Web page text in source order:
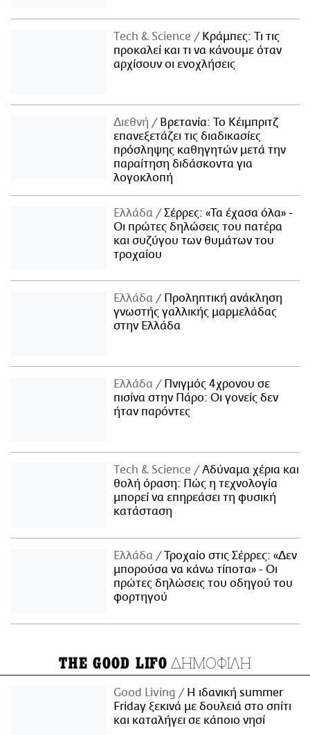
Τech & Science
Κράμπες: Τι τις
προκαλεί και τι να κάνουμε όταν
αρχίσουν οι ενοχλήσεις
Διεθνή
Βρετανία: Το Κέιμπριτζ
επανεξετάζει τις διαδικασίες
πρόσληψης καθηγητών μετά την
παραίτηση διδάσκοντα για
λογοκλοπή
Ελλάδα
Σέρρες: «Τα έχασα όλα» -
Οι πρώτες δηλώσεις του πατέρα
και συζύγου των θυμάτων του
τροχαίου
Ελλάδα
Προληπτική ανάκληση
γνωστής γαλλικής μαρμελάδας
στην Ελλάδα
Ελλάδα
Πνιγμός 4χρονου σε
πισίνα στην Πάρο: Οι γονείς δεν
ήταν παρόντες
Τech & Science
Αδύναμα χέρια και
θολή όραση: Πώς η τεχνολογία
μπορεί να επηρεάσει τη φυσική
κατάσταση
Ελλάδα
Τροχαίο στις Σέρρες: «Δεν
μπορούσα να κάνω τίποτα» - Οι
πρώτες δηλώσεις του οδηγού του
φορτηγού
THE GOOD LIFO ΔΗΜΟΦΙΛΗ
Good Living
Η ιδανική summer
Friday ξεκινά με δουλειά στο σπίτι
και καταλήγει σε κάποιο νησί